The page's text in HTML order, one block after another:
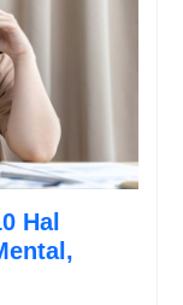
Hal